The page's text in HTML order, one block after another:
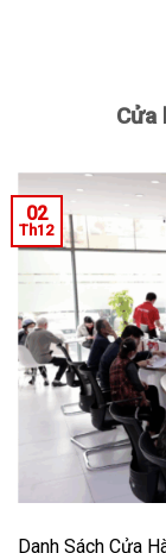
Cửa
02
Th12
Danh Sách Cửa